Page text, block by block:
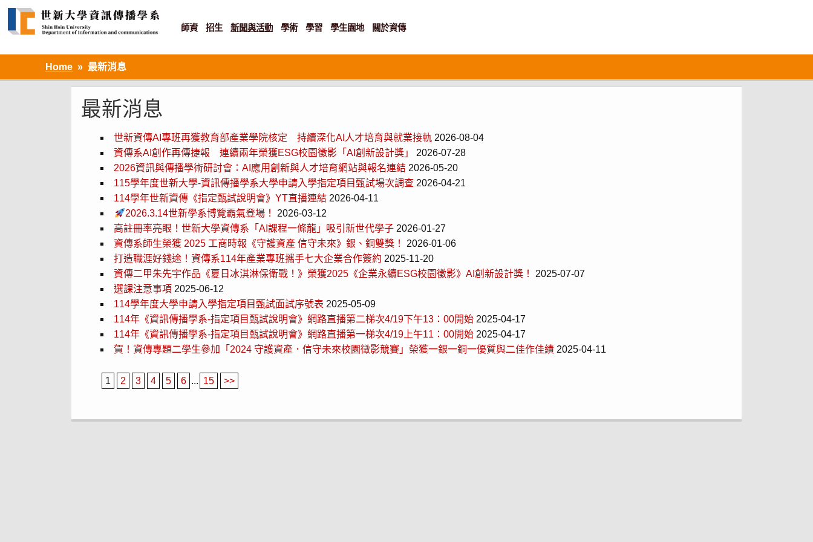
資訊設計 ‧ 知識加值 ‧ 網路傳播
師資 招生 新聞與活動 學術 學習 學生園地 關於資傳
Home 最新消息
最新消息
世新資傳AI專班再獲教育部產業學院核定 持續深化AI人才培育與就業接軌 2026-08-04
資傳系AI創作再傳捷報 連續兩年榮獲ESG校園徵影「AI創新設計獎」
2026-07-28
2026資訊與傳播學術研討會：AI應用創新與人才培育網站與報名連結 2026-05-20
115學年度世新大學-資訊傳播學系大學申請入學指定項目甄試場次調查 2026-04-21
114學年世新資傳《指定甄試說明會》YT直播連結 2026-04-11
2026.3.14世新學系博覽霸氣登場！
2026-03-12
高註冊率亮眼！世新大學資傳系「AI課程一條龍」吸引新世代學子 2026-01-27
資傳系師生榮獲 2025 工商時報《守護資產 信守未來》銀、銅雙獎！
2026-01-06
打造職涯好錢途！資傳系114年產業專班攜手七大企業合作簽約 2025-11-20
資傳二甲朱先宇作品《夏日冰淇淋保衛戰！》榮獲2025《企業永續ESG校園徵影》AI創新設計獎！
2025-07-07
選課注意事項 2025-06-12
114學年度大學申請入學指定項目甄試面試序號表 2025-05-09
114年《資訊傳播學系-指定項目甄試說明會》網路直播第二梯次4/19下午13：00開始 2025-04-17
114年《資訊傳播學系-指定項目甄試說明會》網路直播第一梯次4/19上午11：00開始 2025-04-17
賀！資傳專題二學生參加「2024 守護資產．信守未來校園徵影競賽」榮獲一銀一銅一優質與二佳作佳績 2025-04-11
1 2 3 4 5 6 ... 15 >>